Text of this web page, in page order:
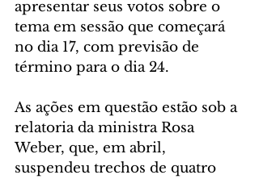
apresentar seus votos sobre o
tema em sessão que começará
no dia 17, com previsão de
término para o dia 24.
As ações em questão estão sob a
relatoria da ministra Rosa
Weber, que, em abril,
suspendeu trechos de quatro